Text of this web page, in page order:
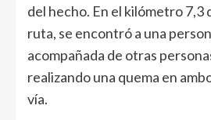
del hecho. En el kilómetro 7,3
ruta, se encontró a una
acompañada de otras
realizando una quema en
vía.